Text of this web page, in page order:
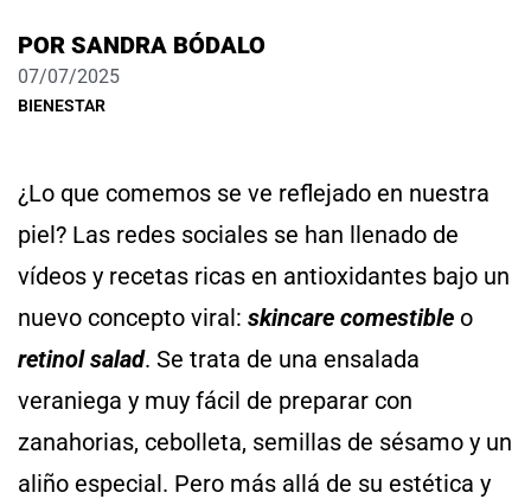
POR SANDRA BÓDALO
07/07/2025
BIENESTAR
¿Lo que comemos se ve reflejado en nuestra
piel? Las redes sociales se han llenado de
vídeos y recetas ricas en antioxidantes bajo un
nuevo concepto viral: skincare comestible o
retinol salad. Se trata de una ensalada
veraniega y muy fácil de preparar con
zanahorias, cebolleta, semillas de sésamo y un
aliño especial. Pero más allá de su estética y